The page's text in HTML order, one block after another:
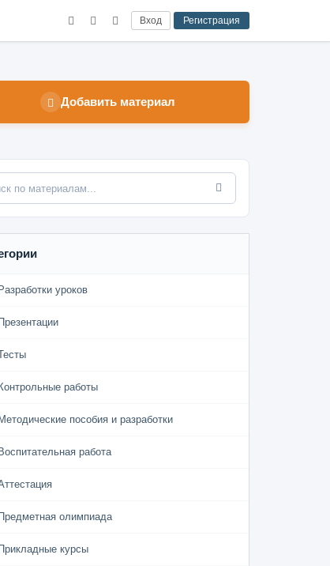
Вход Регистрация
Добавить материал
Разработки уроков
Презентации
Контрольные работы
Методические пособия и разработки
Воспитательная работа
Предметная олимпиада
Прикладные курсы